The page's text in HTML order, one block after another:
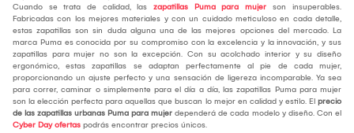
Cuando se trata de calidad, las zapatillas Puma para mujer son insuperables.
Fabricadas con los mejores materiales y con un cuidado meticuloso en cada detalle,
estas zapatillas son sin duda alguna una de las mejores opciones del mercado. La
marca Puma es conocida por su compromiso con la excelencia y la innovación, y sus
zapatillas para mujer no son la excepción. Con su acolchado interior y su diseño
ergonómico, estas zapatillas se adaptan perfectamente al pie de cada mujer,
proporcionando un ajuste perfecto y una sensación de ligereza incomparable. Ya sea
para correr, caminar o simplemente para el día a día, las zapatillas Puma para mujer
son la elección perfecta para aquellas que buscan lo mejor en calidad y estilo. El precio
de las zapatillas urbanas Puma para mujer dependerá de cada modelo y diseño. Con el
Cyber Day ofertas podrás encontrar precios únicos.